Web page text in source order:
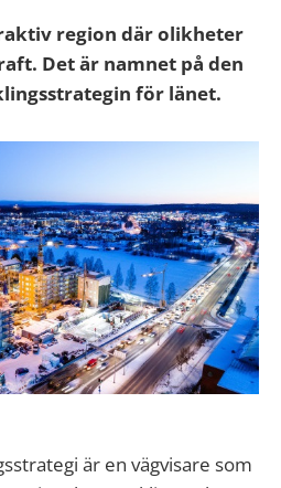
region där olikheter
Det är namnet på den
för länet.
är en vägvisare som